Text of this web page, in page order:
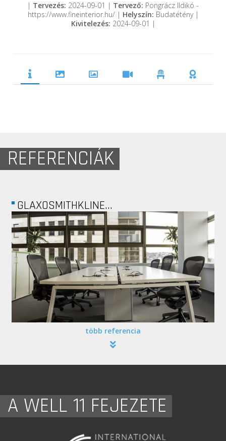
| Tervezés: 2024-09-01 | Tervező: Pongrácz Ildikó -
https://www.fineinterior.hu/ | Helyszín: Budatétény |
Kivitelezés: 2024-09-01 |
REFERENCIÁK
PARTNER IN PET...
több referencia
A WELL 11 FEJEZETE